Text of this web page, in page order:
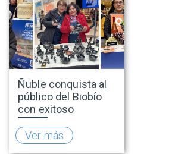
Ñuble conquista al
público del Biobío
con exitoso
lanzamiento de la
temporada de
invierno 2026
Ver más